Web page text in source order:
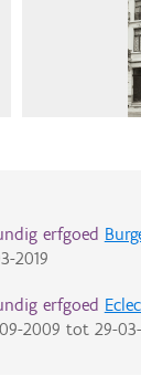
erfgoed
2019
erfgoed
2009 tot 29-